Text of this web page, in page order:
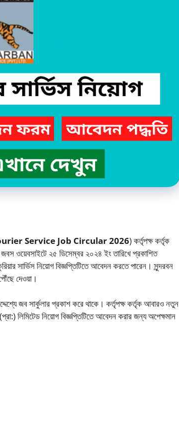
Service Job Circular 2026) কর্তৃপক্ষ কর্তৃক
ওয়েবসাইটে ২৫ ডিসেম্বর ২০২৪ ইং তারিখে প্রকাশিত
সার্ভিস নিয়োগ বিজ্ঞপ্তিটিতে আবেদন করতে পারেন। সুন্দরবন
দেওয়া।
জব সার্কুলার প্রকাশ করে থাকে। কর্তৃপক্ষ কর্তৃক আবারও নতুন
লিমিটেড নিয়োগ বিজ্ঞপ্তিটিতে আবেদন করার জন্য অপেক্ষমান